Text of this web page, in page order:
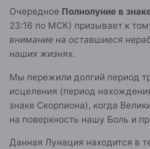
Очередное Полнолуние в
23:16 по МСК) призывает к
внимание на оставшиеся
наших жизнях.
Мы пережили долгий период
исцеления (период
знаке Скорпиона), когда
на поверхность нашу Боль и
Данная Лунация находится в